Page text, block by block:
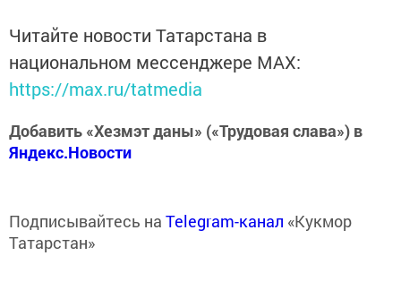
Читайте новости Татарстана в
национальном мессенджере MАХ:
https://max.ru/tatmedia
Добавить «Хезмэт даны» («Трудовая слава») в
Яндекс.Новости
Подписывайтесь на Telegram-канал «Кукмор
Татарстан»